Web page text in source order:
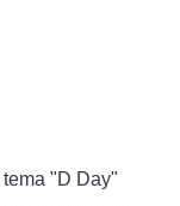
"D Day"